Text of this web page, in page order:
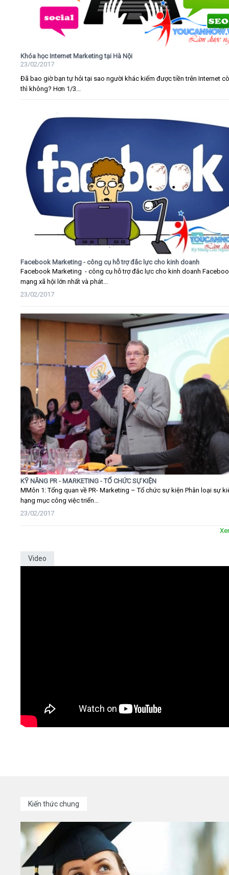
Khóa học Internet Marketing tại Hà Nội
23/02/2017
Đã bao giờ bạn tự hỏi tại sao người khác kiếm được tiền trên Internet
thì không? Hơn 1/3...
Facebook Marketing - công cụ hỗ trợ đắc lực cho kinh doanh
Facebook Marketing - công cụ hỗ trợ đắc lực cho kinh doanh
mạng xã hội lớn nhất và phát...
23/02/2017
KỸ NĂNG PR - MARKETING - TỔ CHỨC SỰ KIỆN
MMôn 1: Tổng quan về PR- Marketing – Tổ chức sự kiện Phân loại sự
hạng mục công việc triển...
23/02/2017
Video
Kiến thức chung